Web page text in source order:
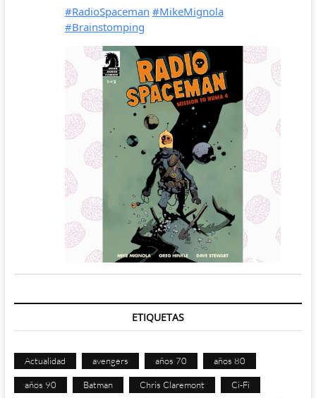
ETIQUETAS
Actualidad avengers años 70 años 80
años 90 Batman Chris Claremont Ci-Fi